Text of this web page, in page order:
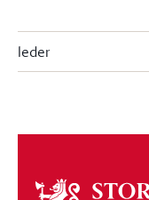
leder
Om